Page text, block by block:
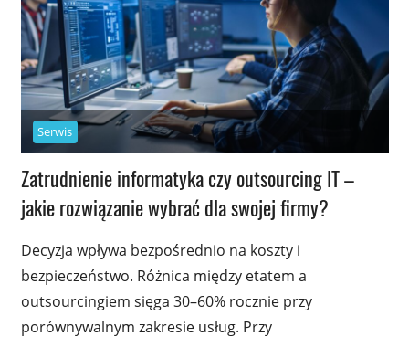
Serwis
Zatrudnienie informatyka czy outsourcing IT –
jakie rozwiązanie wybrać dla swojej firmy?
Decyzja wpływa bezpośrednio na koszty i
bezpieczeństwo. Różnica między etatem a
outsourcingiem sięga 30–60% rocznie przy
porównywalnym zakresie usług. Przy